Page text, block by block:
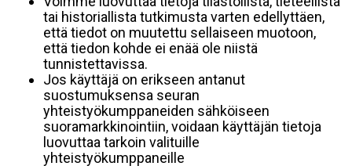
tai historiallista tutkimusta varten edellyttäen,
että tiedot on muutettu sellaiseen muotoon,
että tiedon kohde ei enää ole niistä
tunnistettavissa.
Jos käyttäjä on erikseen antanut
suostumuksensa seuran
yhteistyökumppaneiden sähköiseen
suoramarkkinointiin, voidaan käyttäjän tietoja
luovuttaa tarkoin valituille
yhteistyökumppaneille